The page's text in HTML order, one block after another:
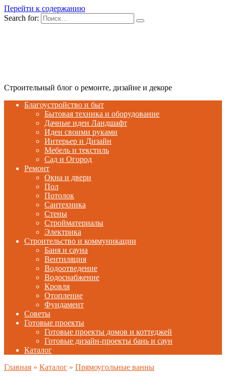
Перейти к содержанию
Search for:
Строительный блог о ремонте, дизайне и декоре
Благоустройство и быт
Бытовая техника и оборудование
Дачные идеи Ландшафт
Идеи своими руками
Интерьер и Дизайн
Мебель и текстиль
Сад и Огород
Ремонт
Окна и двери
Пол
Потолок
Сантехника
Стены
Стройматериалы
Электрика
Строительство и коммуникации
Баня и сауна
Вентиляция
Водоотведение
Водоснабжение
Кровля
Отопление
Фундамент
Советы
Готовые проекты
Готовые проекты домов и коттеджей
Готовые дизайн-проекты бань и саун
Каталог
Главная » Каталог » Прямоугольные ванны